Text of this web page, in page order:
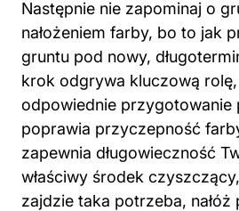
Następnie nie zapominaj o
nałożeniem farby, bo to jak
gruntu pod nowy,
krok odgrywa kluczową
odpowiednie przygotowanie
poprawia przyczepność
zapewnia długowieczność
właściwy środek
zajdzie taka potrzeba, nałóż